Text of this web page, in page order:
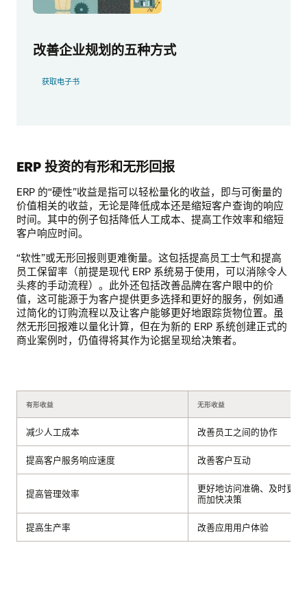
改善企业规划的五种方式
获取电子书
ERP 投资的有形和无形回报
ERP 的“硬性”收益是指可以轻松量化的收益，即与可衡量的
价值相关的收益，无论是降低成本还是缩短客户查询的响应
时间。其中的例子包括降低人工成本、提高工作效率和缩短
客户响应时间。
“软性”或无形回报则更难衡量。这包括提高员工士气和提高
员工保留率（前提是现代 ERP 系统易于使用，可以消除令人
头疼的手动流程）。此外还包括改善品牌在客户眼中的价
值，这可能源于为客户提供更多选择和更好的服务，例如通
过简化的订购流程以及让客户能够更好地跟踪货物位置。虽
然无形回报难以量化计算，但在为新的 ERP 系统创建正式的
商业案例时，仍值得将其作为论据呈现给决策者。
有形收益 无形收益
减少人工成本 改善员工之间的协作
提高客户服务响应速度 改善客户互动
提高管理效率
更好地访问准确、及时更新
而加快决策
提高生产率 改善应用用户体验